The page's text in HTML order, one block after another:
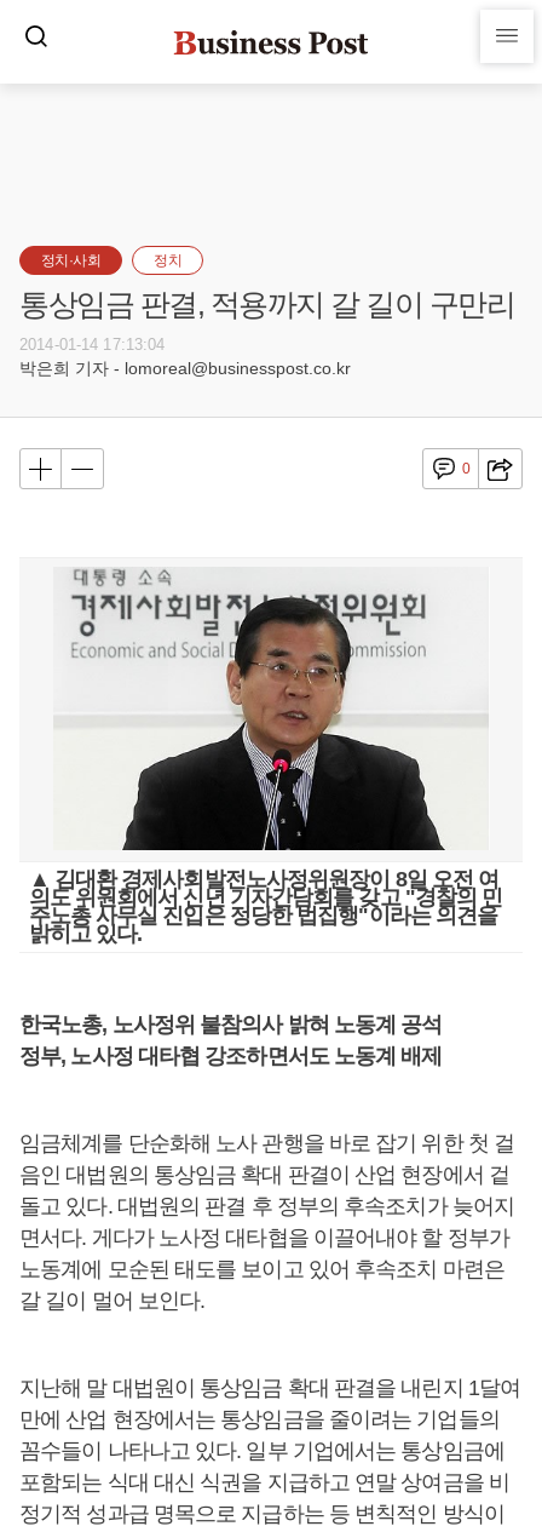
정치·사회 정치
통상임금 판결, 적용까지 갈 길이 구만리
2014-01-14 17:13:04
박은희 기자 - lomoreal@businesspost.co.kr
0
▲ 김대환 경제사회발전노사정위원장이 8일 오전 여
의도 위원회에서 신년 기자간담회를 갖고 "경찰의 민
주노총 사무실 진입은 정당한 법집행"이라는 의견을
밝히고 있다.
한국노총, 노사정위 불참의사 밝혀 노동계 공석
정부, 노사정 대타협 강조하면서도 노동계 배제
임금체계를 단순화해 노사 관행을 바로 잡기 위한 첫 걸
음인 대법원의 통상임금 확대 판결이 산업 현장에서 겉
돌고 있다. 대법원의 판결 후 정부의 후속조치가 늦어지
면서다. 게다가 노사정 대타협을 이끌어내야 할 정부가
노동계에 모순된 태도를 보이고 있어 후속조치 마련은
갈 길이 멀어 보인다.
지난해 말 대법원이 통상임금 확대 판결을 내린지 1달여
만에 산업 현장에서는 통상임금을 줄이려는 기업들의
꼼수들이 나타나고 있다. 일부 기업에서는 통상임금에
포함되는 식대 대신 식권을 지급하고 연말 상여금을 비
정기적 성과급 명목으로 지급하는 등 변칙적인 방식이